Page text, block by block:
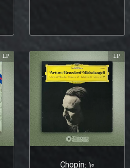
Chopin: 10
LP
LP